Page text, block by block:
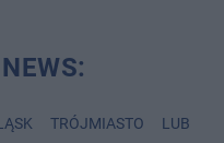
TRÓJMIASTO LUBLIN